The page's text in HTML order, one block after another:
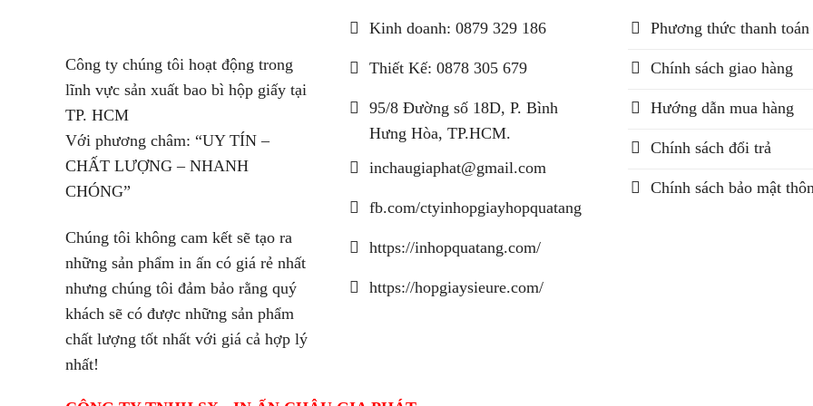
Công ty chúng tôi hoạt động trong
lĩnh vực sản xuất bao bì hộp giấy tại
TP. HCM
Với phương châm: “UY TÍN –
CHẤT LƯỢNG – NHANH
CHÓNG”
Chúng tôi không cam kết sẽ tạo ra
những sản phẩm in ấn có giá rẻ nhất
nhưng chúng tôi đảm bảo rằng quý
khách sẽ có được những sản phẩm
chất lượng tốt nhất với giá cả hợp lý
nhất!
Kinh doanh: 0879 329 186
Thiết Kế: 0878 305 679
95/8 Đường số 18D, P. Bình
Hưng Hòa, TP.HCM.
inchaugiaphat@gmail.com
fb.com/ctyinhopgiayhopquatang
https://inhopquatang.com/
https://hopgiaysieure.com/
Phương thức thanh toán
Chính sách giao hàng
Hướng dẫn mua hàng
Chính sách đổi trả
Chính sách bảo mật